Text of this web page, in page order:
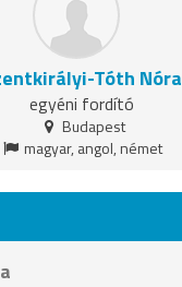
Tóth Nóra
egyéni fordító
Budapest
magyar, angol, német